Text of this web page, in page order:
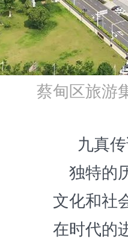
蔡甸区旅游
九真
独特的
文化和社
在时代的